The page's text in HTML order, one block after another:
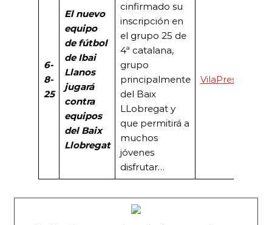
6-
8-
25
El nuevo
equipo
de fútbol
de Ibai
Llanos
jugará
contra
equipos
del Baix
Llobregat
cinfirmado su
inscripción en
el grupo 25 de
4ª catalana,
grupo
principalmente
del Baix
LLobregat y
que permitirá a
muchos
jóvenes
disfrutar…
VilaPress